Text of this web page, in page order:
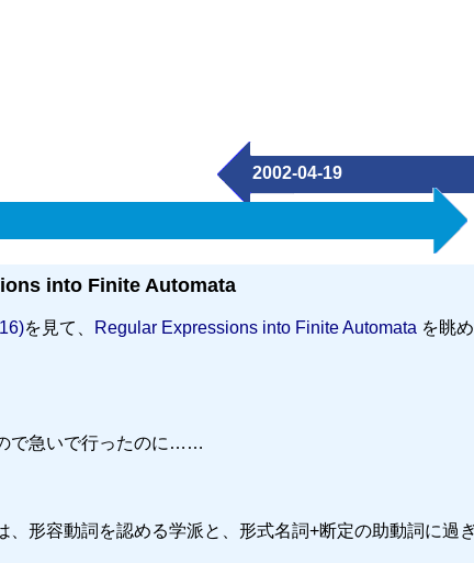
2002-04-19
into Finite Automata
を見て、 Regular Expressions into Finite Automata を眺
で急いで行ったのに……
、形容動詞を認める学派と、形式名詞+断定の助動詞に過